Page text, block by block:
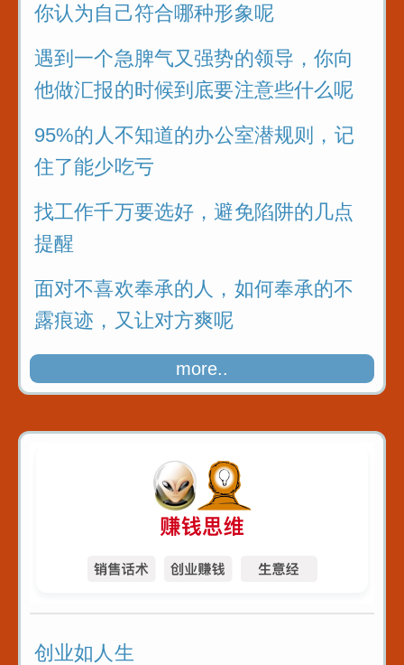
你认为自己符合哪种形象呢
遇到一个急脾气又强势的领导，你向
他做汇报的时候到底要注意些什么呢
95%的人不知道的办公室潜规则，记
住了能少吃亏
找工作千万要选好，避免陷阱的几点
提醒
面对不喜欢奉承的人，如何奉承的不
露痕迹，又让对方爽呢
这几种结束职场生涯的话，千万别瞎
说
more..
创业如人生